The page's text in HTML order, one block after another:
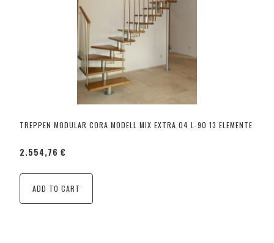
TREPPEN MODULAR CORA MODELL MIX EXTRA 04 L-90 13 ELEMENTE
2.554,76 €
ADD TO CART